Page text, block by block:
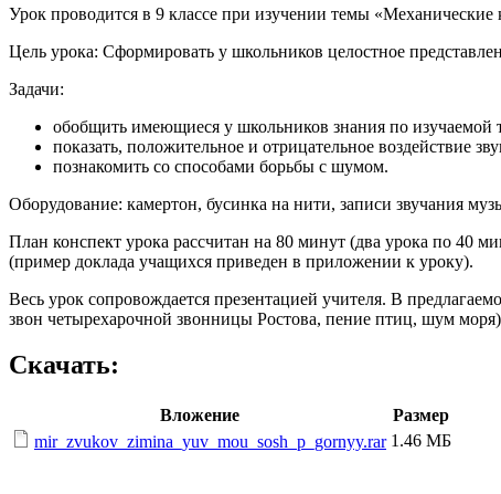
Урок проводится в 9 классе при изучении темы
Цель урока: Сформировать у школьников целостное
Задачи:
обобщить имеющиеся у школьников знания по изучаемой
показать, положительное и отрицательное воздействие
познакомить со способами борьбы с шумом.
Оборудование: камертон, бусинка на нити, записи звучания
План конспект урока рассчитан на 80 минут (два урока по 40
(пример доклада учащихся приведен в приложении к уроку).
Весь урок сопровождается презентацией учителя. В
звон четырехарочной звонницы Ростова, пение птиц, шум
Скачать:
Вложение
Размер
mir_zvukov_zimina_yuv_mou_sosh_p_gornyy.rar 1.46 МБ